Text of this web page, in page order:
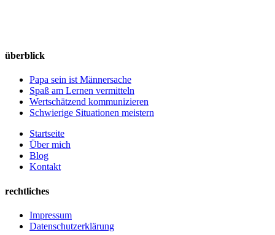
überblick
Papa sein ist Männersache
Spaß am Lernen vermitteln
Wertschätzend kommunizieren
Schwierige Situationen meistern
Startseite
Über mich
Blog
Kontakt
rechtliches
Impressum
Datenschutzerklärung